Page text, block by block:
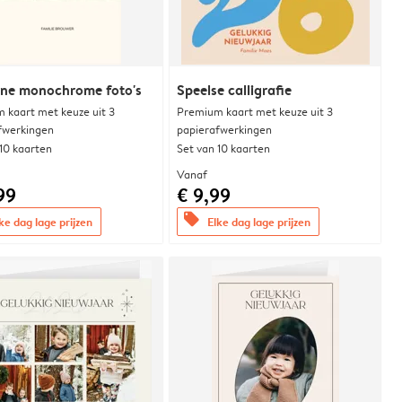
monochrome foto's
kaart met keuze uit 3
kaarten
dag lage prijzen
Speelse calligrafie
Premium kaart met keuze uit 3
papierafwerkingen
Set van 10 kaarten
Vanaf
€ 9,99
offers Elke dag lage prijzen